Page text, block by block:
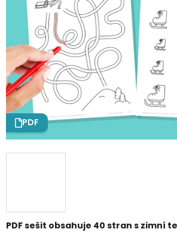
PDF sešit obsahuje 40 stran s zimní
PDF